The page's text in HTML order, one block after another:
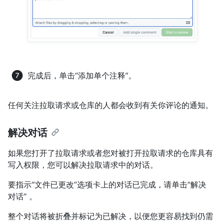
完成后，单击“添加单个注释”。
任何关注拉取请求或仓库的人都会收到有关你评论的通知。
解决对话
如果您打开了拉取请求或者您对被打开拉取请求的仓库具有
写入权限，您可以解决拉取请求中的对话。
要指示“文件已更改”选项卡上的对话已完成，请单击“解决
对话” 。
整个对话将被折叠并标记为已解决，以便您更容易找到仍需